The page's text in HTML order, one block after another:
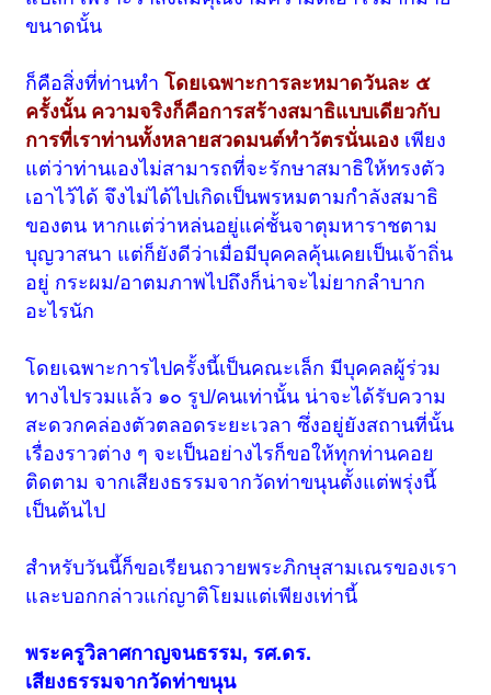
ขนาดนั้น
ก็คือสิ่งที่ท่านทำ โดยเฉพาะการละหมาดวันละ ๕
ครั้งนั้น ความจริงก็คือการสร้างสมาธิแบบเดียวกับ
การที่เราท่านทั้งหลายสวดมนต์ทำวัตรนั่นเอง เพียง
แต่ว่าท่านเองไม่สามารถที่จะรักษาสมาธิให้ทรงตัว
เอาไว้ได้ จึงไม่ได้ไปเกิดเป็นพรหมตามกำลังสมาธิ
ของตน หากแต่ว่าหล่นอยู่แค่ชั้นจาตุมหาราชตาม
บุญวาสนา แต่ก็ยังดีว่าเมื่อมีบุคคลคุ้นเคยเป็นเจ้าถิ่น
อยู่ กระผม/อาตมภาพไปถึงก็น่าจะไม่ยากลำบาก
อะไรนัก
โดยเฉพาะการไปครั้งนี้เป็นคณะเล็ก มีบุคคลผู้ร่วม
ทางไปรวมแล้ว ๑๐ รูป/คนเท่านั้น น่าจะได้รับความ
สะดวกคล่องตัวตลอดระยะเวลา ซึ่งอยู่ยังสถานที่นั้น
เรื่องราวต่าง ๆ จะเป็นอย่างไรก็ขอให้ทุกท่านคอย
ติดตาม จากเสียงธรรมจากวัดท่าขนุนตั้งแต่พรุ่งนี้
เป็นต้นไป
สำหรับวันนี้ก็ขอเรียนถวายพระภิกษุสามเณรของเรา
และบอกกล่าวแก่ญาติโยมแต่เพียงเท่านี้
พระครูวิลาศกาญจนธรรม, รศ.ดร.
เสียงธรรมจากวัดท่าขนุน